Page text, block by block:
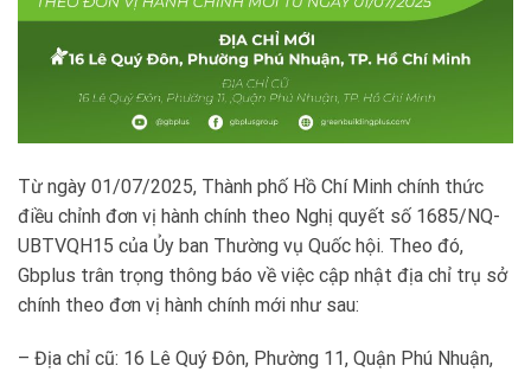
Từ ngày 01/07/2025, Thành phố Hồ Chí Minh chính thức
điều chỉnh đơn vị hành chính theo Nghị quyết số 1685/NQ-
UBTVQH15 của Ủy ban Thường vụ Quốc hội. Theo đó,
Gbplus trân trọng thông báo về việc cập nhật địa chỉ trụ sở
chính theo đơn vị hành chính mới như sau:
– Địa chỉ cũ: 16 Lê Quý Đôn, Phường 11, Quận Phú Nhuận,